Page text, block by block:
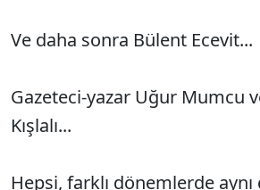
Ve daha sonra Bülent Ecevit...
Gazeteci-yazar Uğur Mumcu
Kışlalı...
Hepsi, farklı dönemlerde